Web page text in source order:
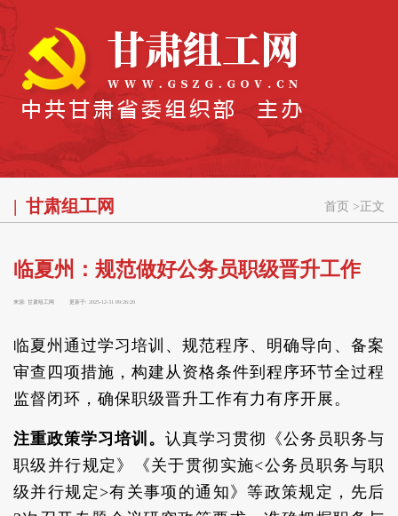
甘肃组工网 首页 > 正文
临夏州：规范做好公务员职级晋升工作
来源: 甘肃组工网 更新于: 2025-12-31 09:26:20
临夏州通过学习培训、规范程序、明确导向、备案
审查四项措施，构建从资格条件到程序环节全过程
监督闭环，确保职级晋升工作有力有序开展。
注重政策学习培训。 认真学习贯彻《公务员职务与
职级并行规定》《关于贯彻实施<公务员职务与职
级并行规定>有关事项的通知》等政策规定，先后